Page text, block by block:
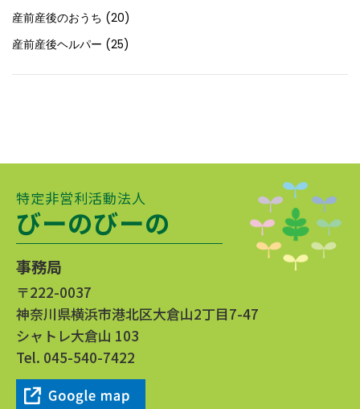
産前産後のおうち (20)
産前産後ヘルパー (25)
特定非営利活動法人
びーのびーの
事務局
〒222-0037
神奈川県横浜市港北区大倉山2丁目7-47
シャトレ大倉山 103
Tel. 045-540-7422